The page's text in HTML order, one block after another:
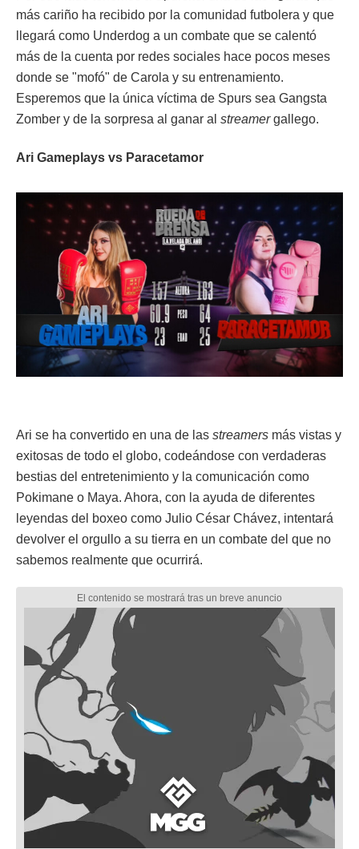
más cariño ha recibido por la comunidad futbolera y que
llegará como Underdog a un combate que se calentó
más de la cuenta por redes sociales hace pocos meses
donde se "mofó" de Carola y su entrenamiento.
Esperemos que la única víctima de Spurs sea Gangsta
Zomber y de la sorpresa al ganar al streamergallego.
Ari Gameplays vs Paracetamor
Ari se ha convertido en una de las streamers más vistas y
exitosas de todo el globo, codeándose con verdaderas
bestias del entretenimiento y la comunicación como
Pokimane o Maya. Ahora, con la ayuda de diferentes
leyendas del boxeo como Julio César Chávez, intentará
devolver el orgullo a su tierra en un combate del que no
sabemos realmente que ocurrirá.